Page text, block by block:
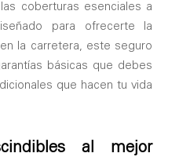
coberturas esenciales a
para ofrecerte la
la carretera, este seguro
básicas que debes
que hacen tu vida
al mejor